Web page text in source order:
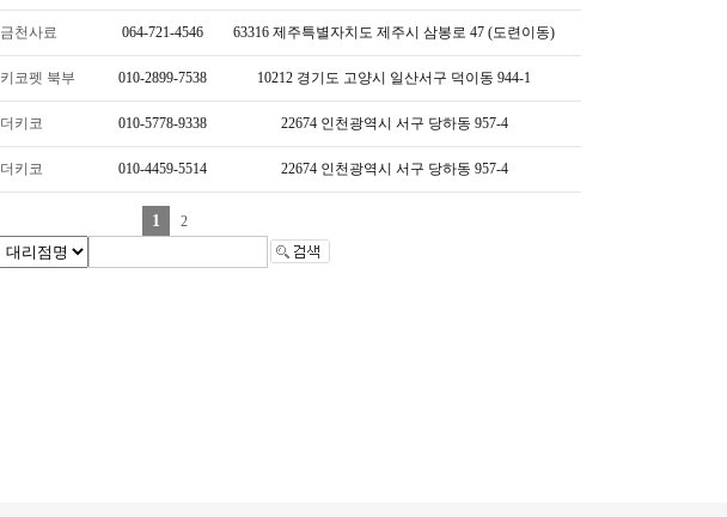
금천사료 064-721-4546 63316 제주특별자치도 제주시 삼봉로 47 (도련이동)
키코펫 북부 010-2899-7538 10212 경기도 고양시 일산서구 덕이동 944-1
더키코 010-5778-9338 22674 인천광역시 서구 당하동 957-4
더키코 010-4459-5514 22674 인천광역시 서구 당하동 957-4
1 2